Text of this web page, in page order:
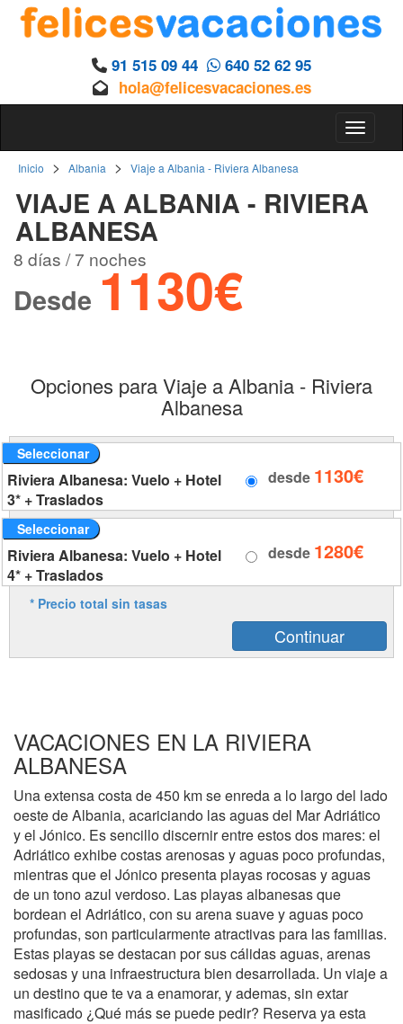
91 515 09 44
640 52 62 95
hola@felicesvacaciones.es
Inicio > Albania > Viaje a Albania - Riviera Albanesa
VIAJE A ALBANIA - RIVIERA
ALBANESA
8 días / 7 noches
Desde 1130€
Opciones para Viaje a Albania - Riviera
Albanesa
Seleccionar
Riviera Albanesa: Vuelo + Hotel
3* + Traslados
desde 1130€
Seleccionar
Riviera Albanesa: Vuelo + Hotel
4* + Traslados
desde 1280€
* Precio total sin tasas
VACACIONES EN LA RIVIERA
ALBANESA
Una extensa costa de 450 km se enreda a lo largo del lado
oeste de Albania, acariciando las aguas del Mar Adriático
y el Jónico. Es sencillo discernir entre estos dos mares: el
Adriático exhibe costas arenosas y aguas poco profundas,
mientras que el Jónico presenta playas rocosas y aguas
de un tono azul verdoso. Las playas albanesas que
bordean el Adriático, con su arena suave y aguas poco
profundas, son particularmente atractivas para las familias.
Estas playas se destacan por sus cálidas aguas, arenas
sedosas y una infraestructura bien desarrollada. Un viaje a
un destino que te va a enamorar, y ademas, sin extar
masificado ¿Qué más se puede pedir? Reserva ya esta